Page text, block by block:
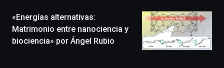
un
festival
que
llenará
«Energías alternativas:
Matrimonio entre nanociencia y
biociencia» por Ángel Rubio